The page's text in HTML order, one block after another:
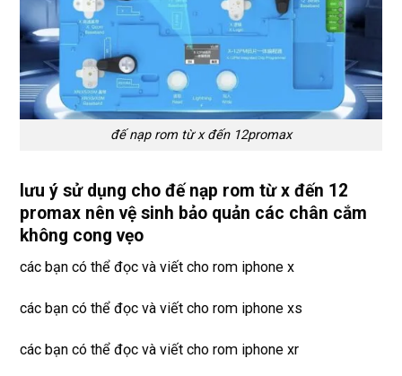
đế nạp rom từ x đến 12promax
lưu ý sử dụng cho đế nạp rom từ x đến 12
promax nên vệ sinh bảo quản các chân cắm
không cong vẹo
các bạn có thể đọc và viết cho rom iphone x
các bạn có thể đọc và viết cho rom iphone xs
các bạn có thể đọc và viết cho rom iphone xr